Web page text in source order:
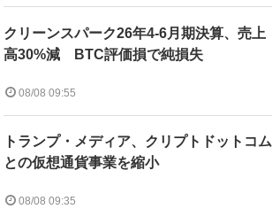
クリーンスパーク26年4-6月期決算、売上
高30%減 BTC評価損で純損失
08/08 09:55
トランプ・メディア、クリプトドットコム
との仮想通貨事業を縮小
08/08 09:35